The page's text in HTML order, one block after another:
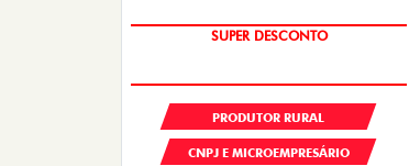
SUPER DESCONTO
PRODUTOR RURAL
CNPJ E MICROEMPRESÁRIO